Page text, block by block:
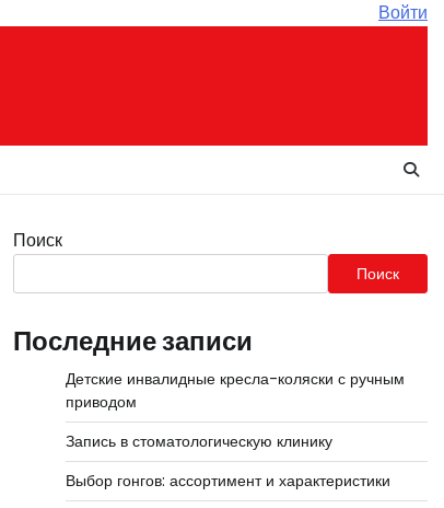
Войти
Поиск
Поиск
Последние записи
Детские инвалидные кресла-коляски с ручным
приводом
Запись в стоматологическую клинику
Выбор гонгов: ассортимент и характеристики